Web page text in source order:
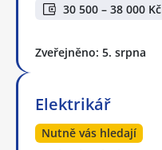
30 500 – 38 000 Kč
Zveřejněno: 5. srpna
Elektrikář
Nutně vás hledají